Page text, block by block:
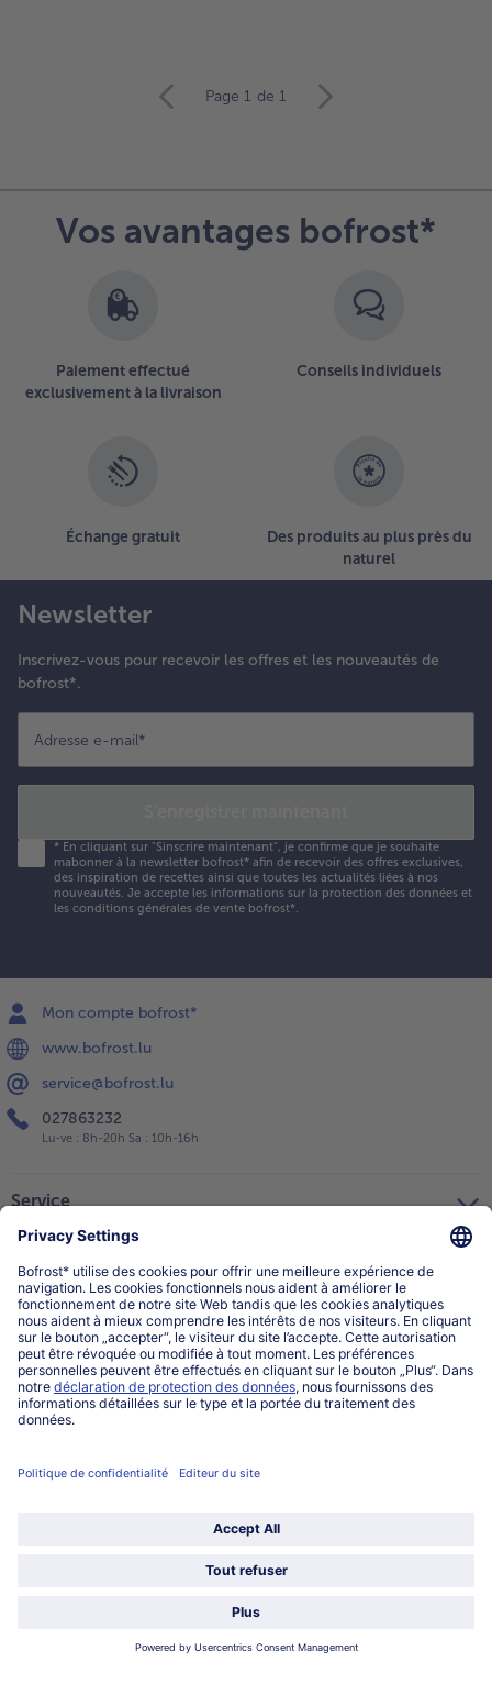
des
articles.
Page 1 de 1
Vos avantages bofrost*
Paiement effectué
exclusivement à la livraison
Conseils individuels
Échange gratuit
Des produits au plus près du
naturel
Newsletter
Inscrivez-vous pour recevoir les offres et les nouveautés de
bofrost*.
Adresse e-mail*
* En cliquant sur "Sinscrire maintenant", je confirme que je souhaite
mabonner à la newsletter bofrost* afin de recevoir des offres exclusives,
des inspiration de recettes ainsi que toutes les actualités liées à nos
nouveautés. Je accepte les informations sur la protection des données et
les conditions générales de vente bofrost*.
Mon compte bofrost*
www.bofrost.lu
service@bofrost.lu
027863232
Lu-ve : 8h-20h Sa : 10h-16h
Service
Catégories